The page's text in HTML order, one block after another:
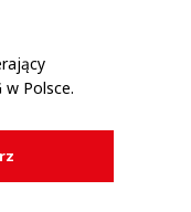
Polsce.